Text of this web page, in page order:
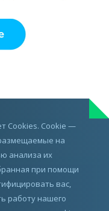
С ВРАЧОМ
Cookies. Cookie —
на
анализа их
при помощи
вас,
работу нашего